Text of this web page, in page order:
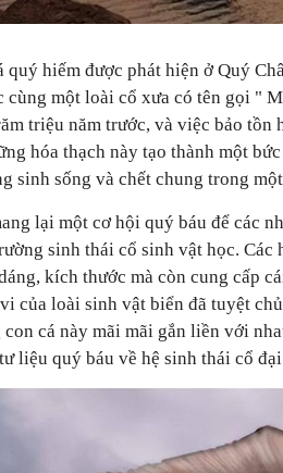
quý hiếm được phát hiện ở Quý
cùng một loài cổ xưa có tên gọi "
triệu năm trước, và việc bảo
hóa thạch này tạo thành một
sinh sống và chết chung trong
lại một cơ hội quý báu để các
sinh thái cổ sinh vật học. Các
kích thước mà còn cung cấp
của loài sinh vật biển đã tuyệt
cá này mãi mãi gắn liền với
liệu quý báu về hệ sinh thái cổ